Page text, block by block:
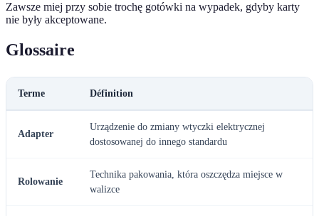
Zawsze miej przy sobie trochę gotówki na wypadek, gdyby karty
nie były akceptowane.
Glossaire
Terme Définition
Adapter
Urządzenie do zmiany wtyczki elektrycznej
dostosowanej do innego standardu
Rolowanie
Technika pakowania, która oszczędza miejsce w
walizce